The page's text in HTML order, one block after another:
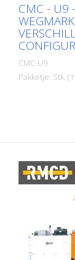
CMC - U9 -
CMC-U9
Pakketje: Stk.
Zelfrijdende
waarbij een
compacte 4-
en
worden
compacte
voor alle